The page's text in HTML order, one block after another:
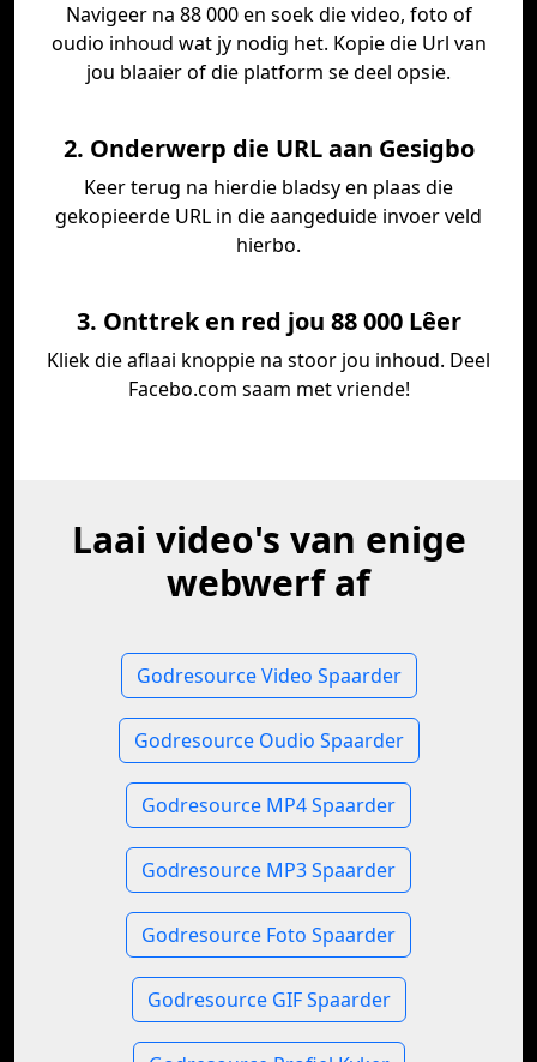
Navigeer na 88 000 en soek die video, foto of
oudio inhoud wat jy nodig het. Kopie die Url van
jou blaaier of die platform se deel opsie.
2. Onderwerp die URL aan Gesigbo
Keer terug na hierdie bladsy en plaas die
gekopieerde URL in die aangeduide invoer veld
hierbo.
3. Onttrek en red jou 88 000 Lêer
Kliek die aflaai knoppie na stoor jou inhoud. Deel
Facebo.com saam met vriende!
Laai video's van enige
webwerf af
Godresource Video Spaarder
Godresource Oudio Spaarder
Godresource MP4 Spaarder
Godresource MP3 Spaarder
Godresource Foto Spaarder
Godresource GIF Spaarder